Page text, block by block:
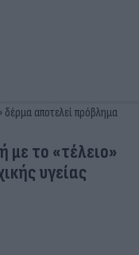
με το «τέλειο»
υγείας